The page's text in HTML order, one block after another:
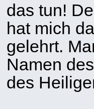
das tun!
hat mich
gelehrt.
Namen
des